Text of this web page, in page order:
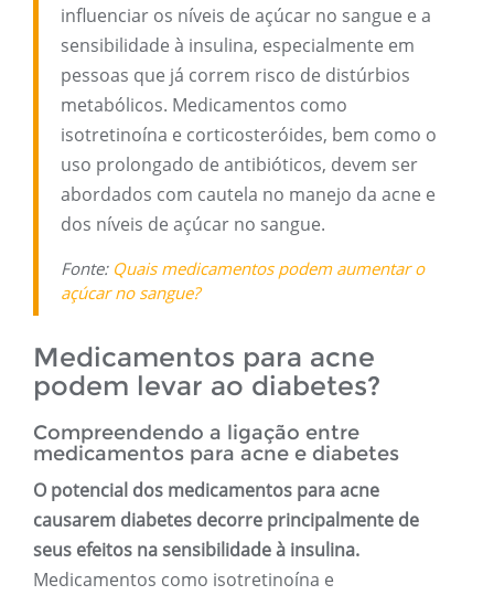
influenciar os níveis de açúcar no sangue e a
sensibilidade à insulina, especialmente em
pessoas que já correm risco de distúrbios
metabólicos. Medicamentos como
isotretinoína e corticosteróides, bem como o
uso prolongado de antibióticos, devem ser
abordados com cautela no manejo da acne e
dos níveis de açúcar no sangue.
Fonte: Quais medicamentos podem aumentar o
açúcar no sangue?
Medicamentos para acne
podem levar ao diabetes?
Compreendendo a ligação entre
medicamentos para acne e diabetes
O potencial dos medicamentos para acne
causarem diabetes decorre principalmente de
seus efeitos na sensibilidade à insulina.
Medicamentos como isotretinoína e